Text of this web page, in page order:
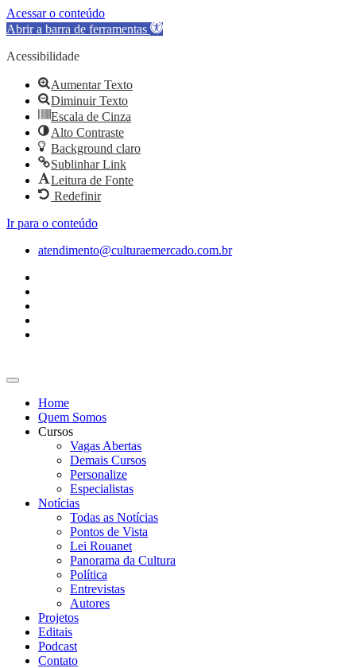
Acessar o conteúdo
Abrir a barra de ferramentas
Acessibilidade
Aumentar Texto
Diminuir Texto
Escala de Cinza
Alto Contraste
Background claro
Sublinhar Link
Leitura de Fonte
Redefinir
Ir para o conteúdo
atendimento@culturaemercado.com.br
Home
Quem Somos
Cursos
Vagas Abertas
Demais Cursos
Personalize
Especialistas
Notícias
Todas as Notícias
Pontos de Vista
Lei Rouanet
Panorama da Cultura
Política
Entrevistas
Autores
Projetos
Editais
Podcast
Contato